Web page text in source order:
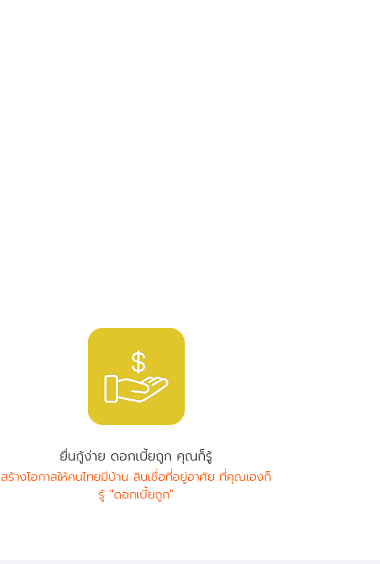
ยื่นกู้ง่าย ดอกเบี้ยถูก คุณก็รู้
สร้างโอกาสให้คนไทยมีบ้าน สินเชื่อที่อยู่อาศัย ที่คุณเองก็
รู้ "ดอกเบี้ยถูก"